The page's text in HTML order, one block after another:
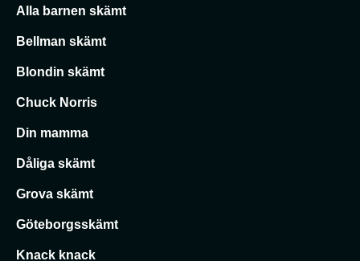
Alla barnen skämt
Bellman skämt
Blondin skämt
Chuck Norris
Din mamma
Dåliga skämt
Grova skämt
Göteborgsskämt
Knack knack